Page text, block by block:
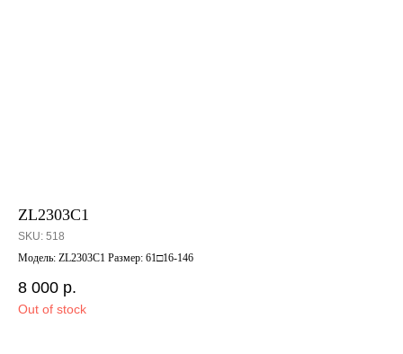
ZL2303C1
SKU: 518
Модель: ZL2303C1 Размер: 61□16-146
8 000 р.
Out of stock